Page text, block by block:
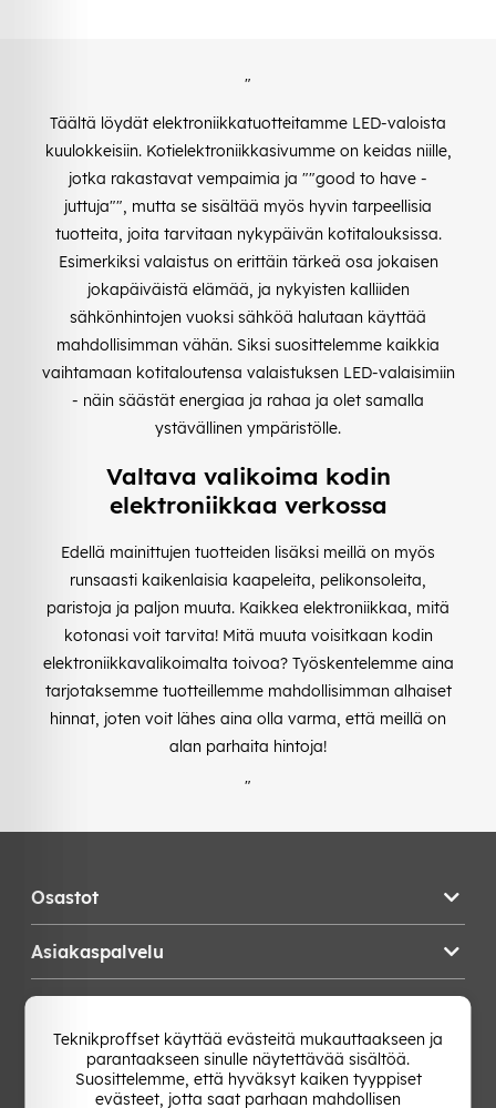
"
Täältä löydät elektroniikkatuotteitamme LED-valoista
kuulokkeisiin. Kotielektroniikkasivumme on keidas niille,
jotka rakastavat vempaimia ja ""good to have -
juttuja"", mutta se sisältää myös hyvin tarpeellisia
tuotteita, joita tarvitaan nykypäivän kotitalouksissa.
Esimerkiksi valaistus on erittäin tärkeä osa jokaisen
jokapäiväistä elämää, ja nykyisten kalliiden
sähkönhintojen vuoksi sähköä halutaan käyttää
mahdollisimman vähän. Siksi suosittelemme kaikkia
vaihtamaan kotitaloutensa valaistuksen LED-valaisimiin
- näin säästät energiaa ja rahaa ja olet samalla
ystävällinen ympäristölle.
Valtava valikoima kodin
elektroniikkaa verkossa
Edellä mainittujen tuotteiden lisäksi meillä on myös
runsaasti kaikenlaisia kaapeleita, pelikonsoleita,
paristoja ja paljon muuta. Kaikkea elektroniikkaa, mitä
kotonasi voit tarvita! Mitä muuta voisitkaan kodin
elektroniikkavalikoimalta toivoa? Työskentelemme aina
tarjotaksemme tuotteillemme mahdollisimman alhaiset
hinnat, joten voit lähes aina olla varma, että meillä on
alan parhaita hintoja!
"
Osastot
Asiakaspalvelu
Vaihda Maa
Teknikproffset käyttää evästeitä mukauttaakseen ja
parantaakseen sinulle näytettävää sisältöä.
Suosittelemme, että hyväksyt kaiken tyyppiset
evästeet, jotta saat parhaan mahdollisen